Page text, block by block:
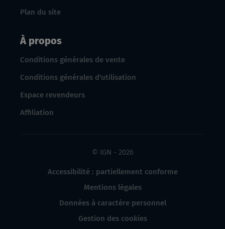
Plan du site
À propos
Conditions générales de vente
Conditions générales d'utilisation
Espace revendeurs
Affiliation
© IGN - 2026
Accessibilité : partiellement conforme
Mentions légales
Données à caractère personnel
Gestion des cookies